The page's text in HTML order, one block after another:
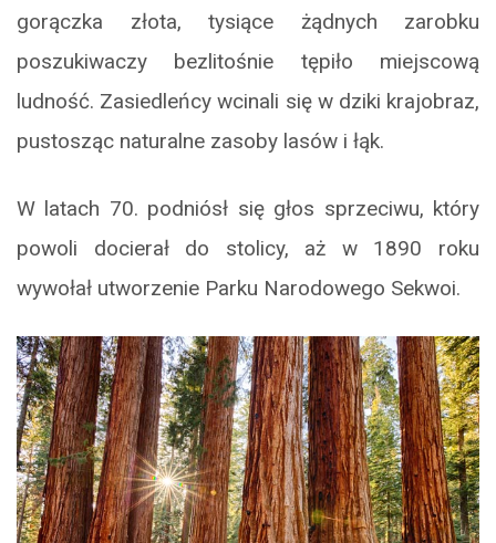
gorączka złota, tysiące żądnych zarobku
poszukiwaczy bezlitośnie tępiło miejscową
ludność. Zasiedleńcy wcinali się w dziki krajobraz,
pustosząc naturalne zasoby lasów i łąk.
W latach 70. podniósł się głos sprzeciwu, który
powoli docierał do stolicy, aż w 1890 roku
wywołał utworzenie Parku Narodowego Sekwoi.